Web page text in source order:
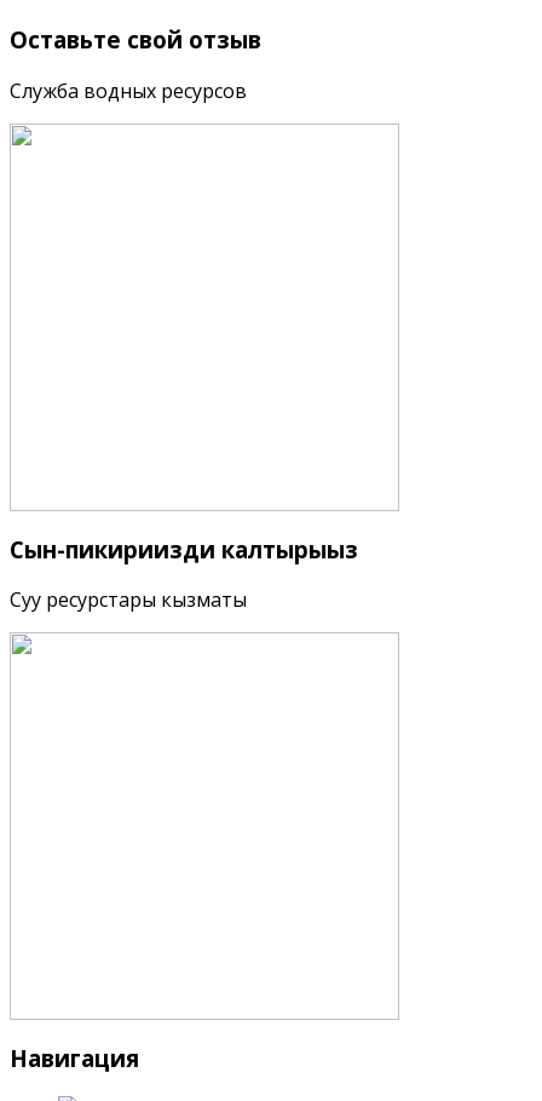
Оставьте свой отзыв
Служба водных ресурсов
Сын-пикириңизди калтырыңыз
Суу ресурстары кызматы
Навигация